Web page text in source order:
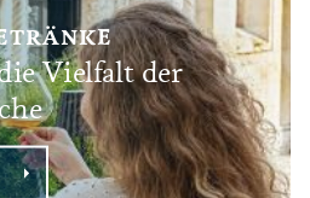
Vielfalt der